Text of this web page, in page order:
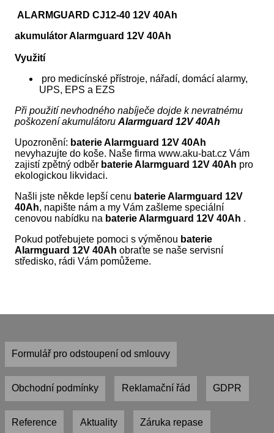
ALARMGUARD CJ12-40 12V 40Ah
akumulátor Alarmguard 12V 40Ah
Využití
pro medicínské přístroje, nářadí, domácí alarmy,
UPS, EPS a EZS
Při použití nevhodného nabíječe dojde k nevratnému
poškození akumulátoruAlarmguard 12V 40Ah
Upozronění: baterie Alarmguard 12V 40Ah
nevyhazujte do koše. Naše firma www.aku-bat.cz Vám
zajistí zpětný odběr baterie Alarmguard 12V 40Ah pro
ekologickou likvidaci.
Našli jste někde lepší cenu baterieAlarmguard 12V
40Ah, napište nám a my Vám zašleme speciální
cenovou nabídku na baterieAlarmguard 12V 40Ah .
Pokud potřebujete pomoci s výměnou baterie
Alarmguard 12V 40Ahobraťte se naše servisní
středisko, rádi Vám pomůžeme.
Formulář pro odstoupení od smlouvy
Obchodní podmínky Reklamační řád GDPR
Reference Aktuality Záruka repase